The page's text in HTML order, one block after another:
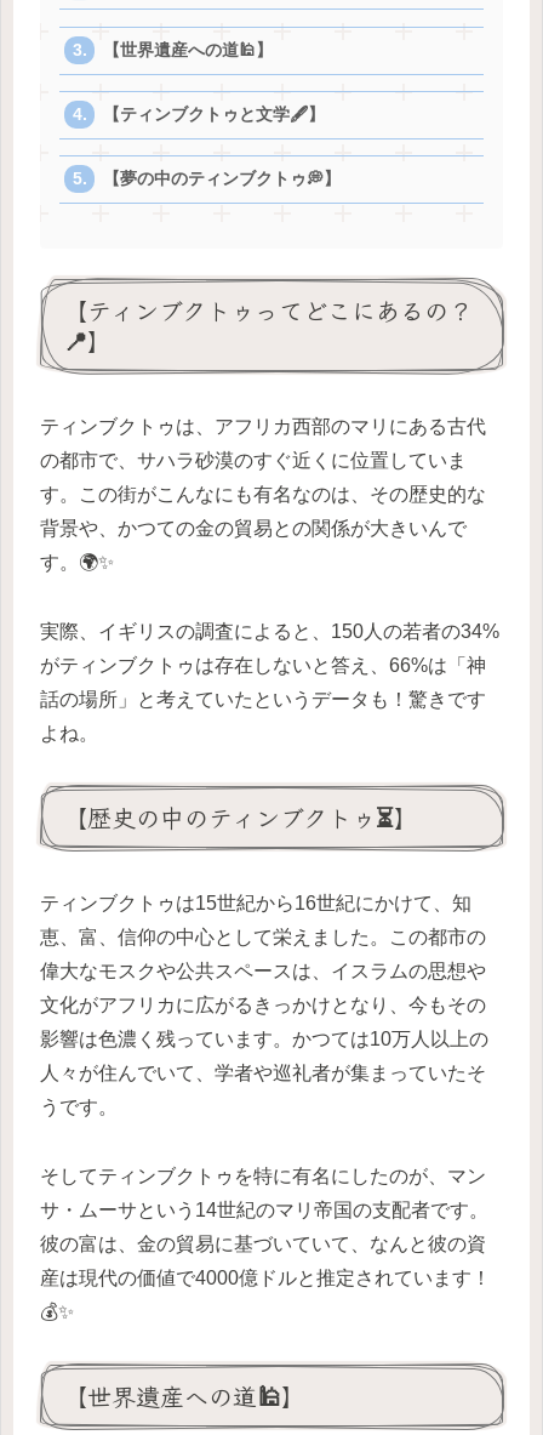
【世界遺産への道🕌】
【ティンブクトゥと文学🖋️】
【夢の中のティンブクトゥ💭】
【ティンブクトゥってどこにあるの？
📍】
ティンブクトゥは、アフリカ西部のマリにある古代
の都市で、サハラ砂漠のすぐ近くに位置していま
す。この街がこんなにも有名なのは、その歴史的な
背景や、かつての金の貿易との関係が大きいんで
す。🌍✨
実際、イギリスの調査によると、150人の若者の34%
がティンブクトゥは存在しないと答え、66%は「神
話の場所」と考えていたというデータも！驚きです
よね。
【歴史の中のティンブクトゥ⏳】
ティンブクトゥは15世紀から16世紀にかけて、知
恵、富、信仰の中心として栄えました。この都市の
偉大なモスクや公共スペースは、イスラムの思想や
文化がアフリカに広がるきっかけとなり、今もその
影響は色濃く残っています。かつては10万人以上の
人々が住んでいて、学者や巡礼者が集まっていたそ
うです。
そしてティンブクトゥを特に有名にしたのが、マン
サ・ムーサという14世紀のマリ帝国の支配者です。
彼の富は、金の貿易に基づいていて、なんと彼の資
産は現代の価値で4000億ドルと推定されています！
💰✨
【世界遺産への道🕌】